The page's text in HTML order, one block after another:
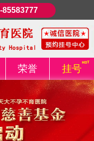
85583777
荣誉 挂号